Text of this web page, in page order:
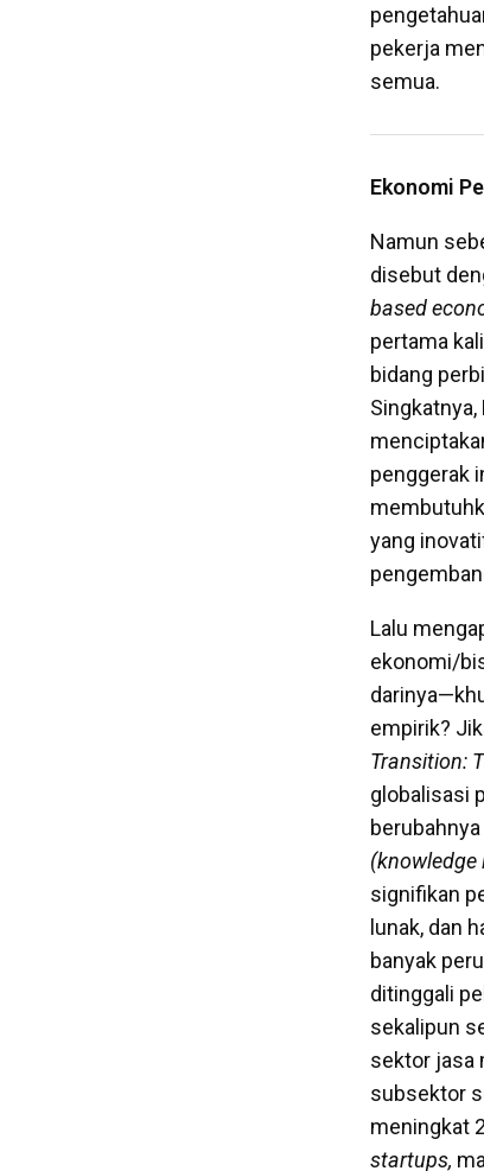
pekerja
semua.
Ekonomi
Namun
disebut
based
pertama
bidang
penggerak
yang
Lalu
ekonomi/
empirik?
Transition:
globalisasi
(knowledge
signifikan
lunak, dan
banyak
ditinggali
sekalipun
sektor jasa
subsektor
meningkat
startups,